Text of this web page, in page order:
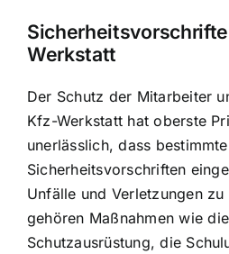
Werkstatt
Der Schutz der Mitarbeiter
Kfz-Werkstatt hat oberste
unerlässlich, dass bestimmte
Sicherheitsvorschriften
Unfälle und Verletzungen
gehören Maßnahmen wie
Schutzausrüstung, die